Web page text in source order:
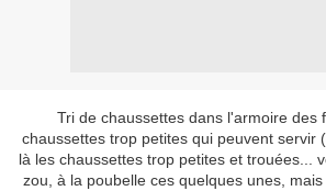
Tri de chaussettes dans l'armoire des
chaussettes trop petites qui peuvent servir
là les chaussettes trop petites et trouées...
zou, à la poubelle ces quelques unes,